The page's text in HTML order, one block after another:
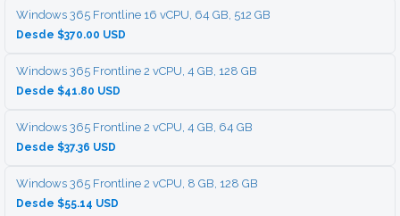
Windows 365 Frontline 16 vCPU, 64 GB, 512 GB
Desde $370.00 USD
Windows 365 Frontline 2 vCPU, 4 GB, 128 GB
Desde $41.80 USD
Windows 365 Frontline 2 vCPU, 4 GB, 64 GB
Desde $37.36 USD
Windows 365 Frontline 2 vCPU, 8 GB, 128 GB
Desde $55.14 USD